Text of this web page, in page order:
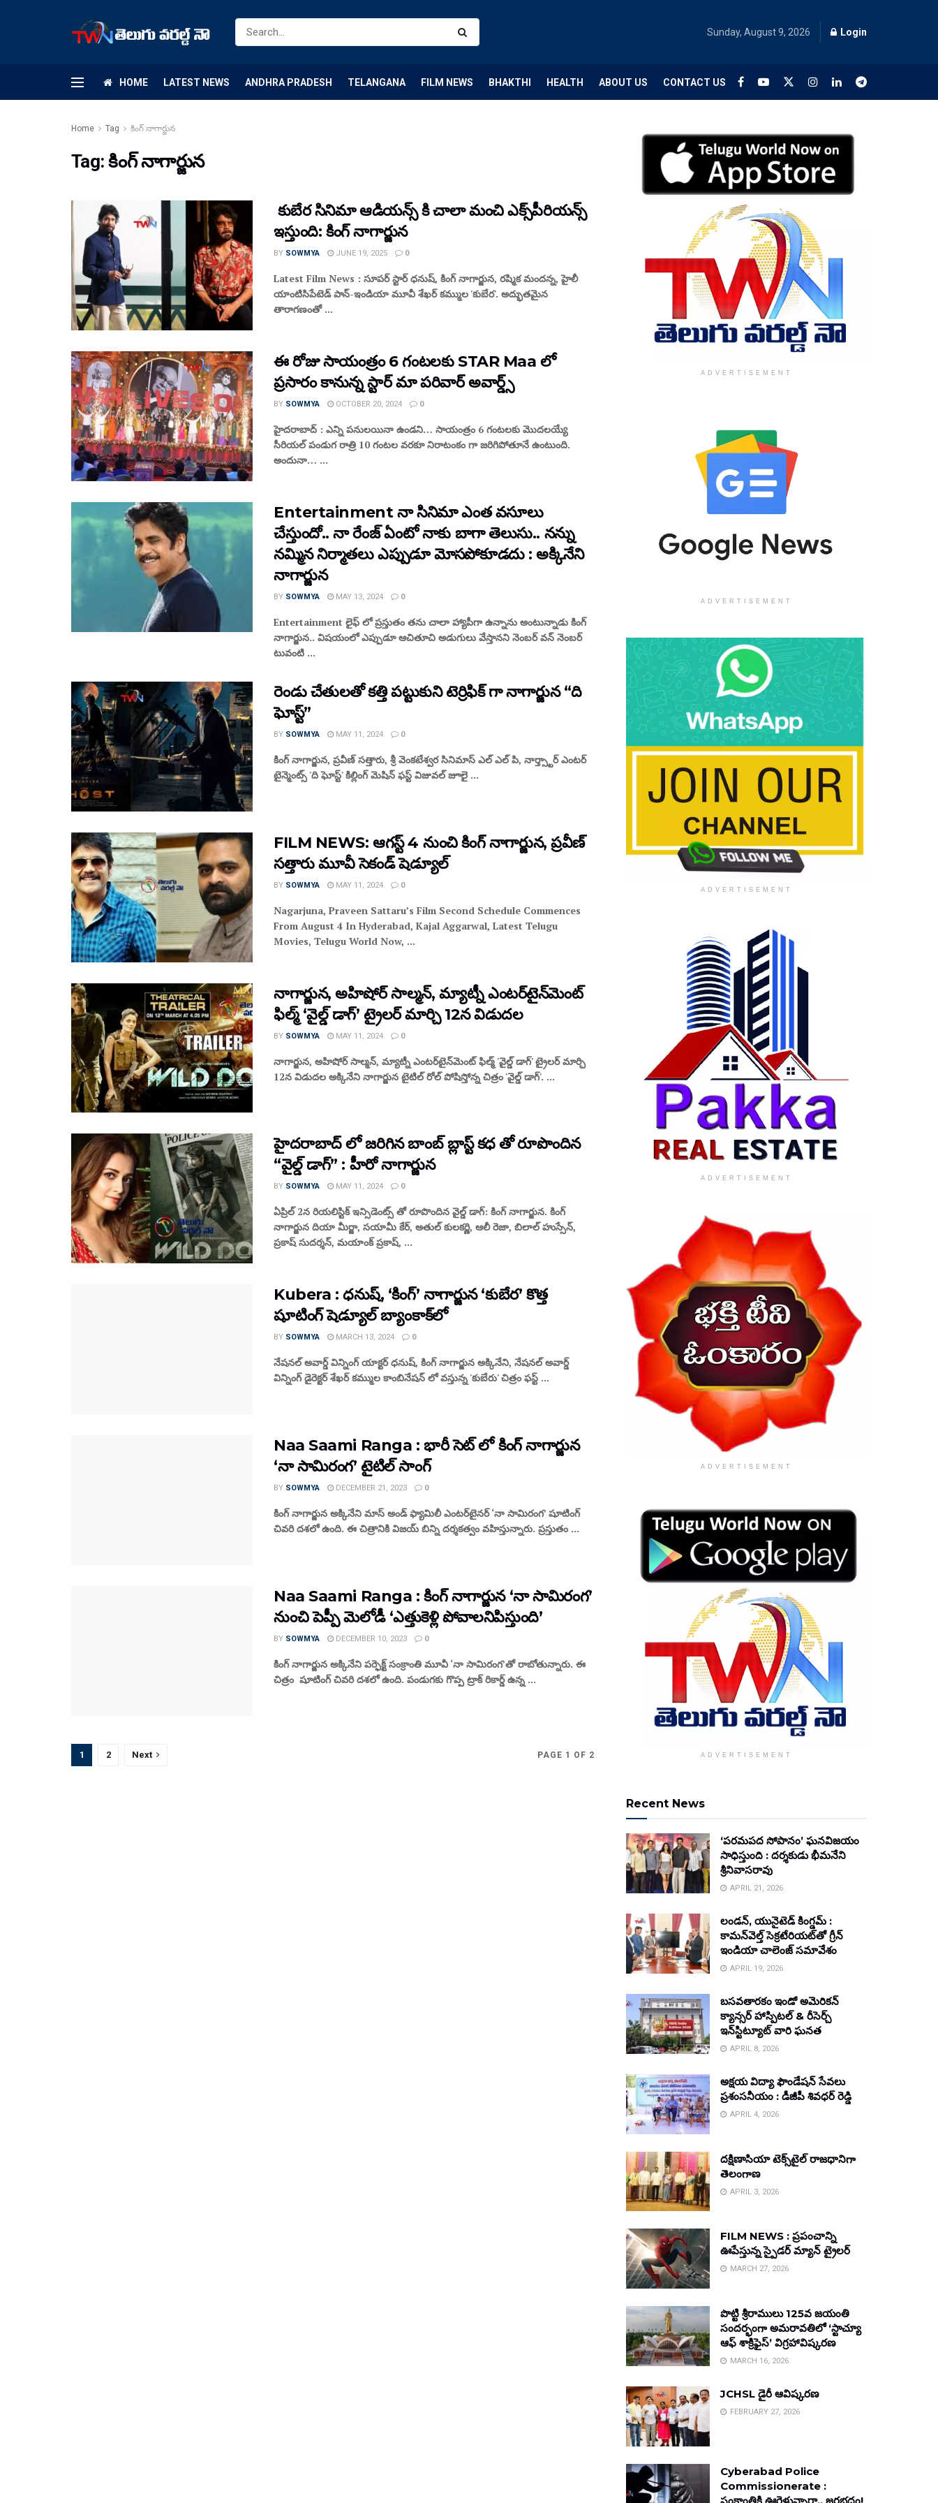
Sunday, August 9, 2026 Login
HOME LATEST NEWS ANDHRA PRADESH TELANGANA FILM NEWS BHAKTHI HEALTH ABOUT US CONTACT US
Home Tag కింగ్ నాగార్జున
Tag:కింగ్ నాగార్జున
కుబేర సినిమా ఆడియన్స్ కి చాలా మంచి ఎక్స్‌పీరియన్స్
ఇస్తుంది: కింగ్ నాగార్జున
BY SOWMYA JUNE 19, 2025 0
Latest Film News : సూపర్ స్టార్ ధనుష్, కింగ్ నాగార్జున, రష్మిక మందన్న, హైలీ
యాంటిసిపేటెడ్ పాన్-ఇండియా మూవీ శేఖర్ కమ్ముల 'కుబేర'. అద్భుతమైన
తారాగణంతో ...
ఈ రోజు సాయంత్రం 6 గంటలకు STAR Maa లో
ప్రసారం కానున్న స్టార్ మా పరివార్ అవార్డ్స్
BY SOWMYA OCTOBER 20, 2024 0
హైదరాబాద్ : ఎన్ని పనులయినా ఉండని… సాయంత్రం 6 గంటలకు మొదలయ్యే
సీరియల్ పండుగ రాత్రి 10 గంటల వరకూ నిరాటంకం గా జరిగిపోతూనే ఉంటుంది.
అందునా… ...
Entertainment నా సినిమా ఎంత వసూలు
చేస్తుందో.. నా రేంజ్ ఏంటో నాకు బాగా తెలుసు.. నన్ను
నమ్మిన నిర్మాతలు ఎప్పుడూ మోసపోకూడదు : అక్కినేని
నాగార్జున
BY SOWMYA MAY 13, 2024 0
Entertainment లైఫ్ లో ప్రస్తుతం తను చాలా హ్యాపీగా ఉన్నాను అంటున్నాడు కింగ్
నాగార్జున.. విషయంలో ఎప్పుడూ ఆచితూచి అడుగులు వేస్తానని నెంబర్ వన్ నెంబర్
టువంటి ...
రెండు చేతులతో కత్తి పట్టుకుని టెర్రిఫిక్ గా నాగార్జున “ది
ఘోస్ట్”
BY SOWMYA MAY 11, 2024 0
కింగ్ నాగార్జున, ప్రవీణ్ సత్తారు, శ్రీ వెంకటేశ్వర సినిమాస్ ఎల్ ఎల్ పి, నార్త్స్టార్ ఎంటర్
టైన్మెంట్స్ 'ది ఘోస్ట్' కిల్లింగ్ మెషిన్ ఫస్ట్ విజువల్ జూలై ...
FILM NEWS: ఆగ‌స్ట్ 4 నుంచి కింగ్ నాగార్జున‌, ప్ర‌వీణ్
స‌త్తారు మూవీ సెకండ్ షెడ్యూల్‌
BY SOWMYA MAY 11, 2024 0
Nagarjuna, Praveen Sattaru’s Film Second Schedule Commences
From August 4 In Hyderabad, Kajal Aggarwal, Latest Telugu
Movies, Telugu World Now, ...
నాగార్జున‌, అహిషోర్ సాల్మ‌న్‌, మ్యాట్నీ ఎంట‌ర్‌టైన్‌మెంట్
ఫిల్మ్‌ ‘వైల్డ్ డాగ్’ ట్రైల‌ర్ మార్చి 12న విడుద‌ల‌
BY SOWMYA MAY 11, 2024 0
నాగార్జున‌, అహిషోర్ సాల్మ‌న్‌, మ్యాట్నీ ఎంట‌ర్‌టైన్‌మెంట్ ఫిల్మ్‌ 'వైల్డ్ డాగ్' ట్రైల‌ర్ మార్చి
12న విడుద‌ల‌ అక్కినేని నాగార్జున టైటిల్ రోల్ పోషిస్తోన్న చిత్రం 'వైల్డ్ డాగ్‌'. ...
హైదరాబాద్ లో జరిగిన బాంబ్ బ్లాస్ట్ కధ తో రూపొందిన
“వైల్డ్ డాగ్” : హీరో నాగార్జున
BY SOWMYA MAY 11, 2024 0
ఏప్రిల్ 2న రియలిస్టిక్ ఇన్సిడెంట్స్ తో రూపొందిన వైల్డ్ డాగ్: కింగ్ నాగార్జున. కింగ్
నాగార్జున దియా మీర్జా, సయామీ కేర్, అతుల్ కులకర్ణి, ఆలీ రెజా, బిలాల్ హుస్సేన్,
ప్రకాష్ సుదర్శన్, మయాంక్ ప్రకాష్, ...
Kubera : ధనుష్, ‘కింగ్’ నాగార్జున ‘కుబేర’ కొత్త
షూటింగ్ షెడ్యూల్ బ్యాంకాక్‌లో
BY SOWMYA MARCH 13, 2024 0
నేషనల్ అవార్డ్ విన్నింగ్ యాక్టర్ ధనుష్, కింగ్ నాగార్జున అక్కినేని, నేషనల్ అవార్డ్
విన్నింగ్ డైరెక్టర్ శేఖర్ కమ్ముల కాంబినేషన్ లో వస్తున్న 'కుబేరు' చిత్రం ఫస్ట్ ...
Naa Saami Ranga : భారీ సెట్ లో కింగ్ నాగార్జున
‘నా సామిరంగ’ టైటిల్ సాంగ్
BY SOWMYA DECEMBER 21, 2023 0
కింగ్ నాగార్జున అక్కినేని మాస్ అండ్ ఫ్యామిలీ ఎంటర్‌టైనర్ ‘నా సామిరంగ’ షూటింగ్
చివరి దశలో ఉంది. ఈ చిత్రానికి విజయ్ బిన్ని దర్శకత్వం వహిస్తున్నారు. ప్రస్తుతం ...
Naa Saami Ranga : కింగ్ నాగార్జున ‘నా సామిరంగ’
నుంచి పెప్పీ మెలోడీ ‘ఎత్తుకెళ్లి పోవాలనిపిస్తుంది’
BY SOWMYA DECEMBER 10, 2023 0
కింగ్ నాగార్జున అక్కినేని పర్ఫెక్ట్ సంక్రాంతి మూవీ ‘నా సామిరంగ’తో రాబోతున్నారు. ఈ
చిత్రం షూటింగ్ చివరి దశలో ఉంది. పండుగకు గొప్ప ట్రాక్ రికార్డ్ ఉన్న ...
PAGE 1 OF 2
1 2 Next
ADVERTISEMENT
ADVERTISEMENT
ADVERTISEMENT
ADVERTISEMENT
ADVERTISEMENT
ADVERTISEMENT
Recent News
‘పరమపద సోపానం’ ఘనవిజయం
సాధిస్తుంది : దర్శకుడు భీమనేని
శ్రీనివాసరావు
APRIL 21, 2026
లండన్, యునైటెడ్ కింగ్డమ్ :
కామన్‌వెల్త్ సెక్రటేరియట్‌తో గ్రీన్
ఇండియా చాలెంజ్ సమావేశం
APRIL 19, 2026
బసవతారకం ఇండో అమెరికన్
క్యాన్సర్ హాస్పిటల్ & రీసెర్చ్
ఇన్‌స్టిట్యూట్ వారి ఘనత
APRIL 8, 2026
అక్షయ విద్యా ఫౌండేషన్ సేవలు
ప్రశంసనీయం : డీజీపీ శివధర్ రెడ్డి
APRIL 4, 2026
దక్షిణాసియా టెక్స్‌టైల్ రాజధానిగా
తెలంగాణ
APRIL 3, 2026
FILM NEWS : ప్రపంచాన్ని
ఊపేస్తున్న స్పైడర్ మ్యాన్ ట్రైలర్
MARCH 27, 2026
పొట్టి శ్రీరాములు 125వ జయంతి
సందర్భంగా అమరావతిలో ‘స్టాచ్యూ
ఆఫ్ శాక్రిఫైస్’ విగ్రహావిష్కరణ
MARCH 16, 2026
JCHSL డైరీ ఆవిష్కరణ
FEBRUARY 27, 2026
Cyberabad Police
Commissionerate :